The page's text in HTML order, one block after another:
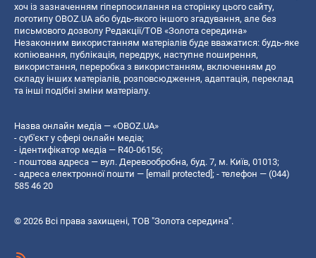
хоч із зазначенням гіперпосилання на сторінку цього сайту,
логотипу OBOZ.UA або будь-якого іншого згадування, але без
письмового дозволу Редакції/ТОВ «Золота середина»
Незаконним використанням матеріалів буде вважатися: будь-яке
копiювання, публiкацiя, передрук, наступне поширення,
використання, переробка з використанням, включенням до
складу інших матеріалів, розповсюдження, адаптація, переклад
та інші подібні зміни матеріалу.
Назва онлайн медіа — «OBOZ.UA»
- суб'єкт у сфері онлайн медіа;
- ідентифікатор медіа — R40-06156;
- поштова адреса — вул. Деревообробна, буд. 7, м. Київ, 01013;
- адреса електронної пошти — [email protected] ; - телефон — (044)
585 46 20
© 2026 Всі права захищені, ТОВ "Золота середина".